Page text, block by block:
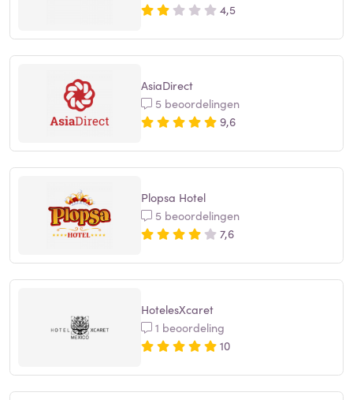
4,5
AsiaDirect
5 beoordelingen
9,6
Plopsa Hotel
5 beoordelingen
7,6
HotelesXcaret
1 beoordeling
10